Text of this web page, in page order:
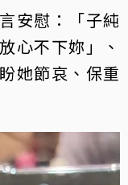
安慰：「子純
心不下妳」、
她節哀、保重